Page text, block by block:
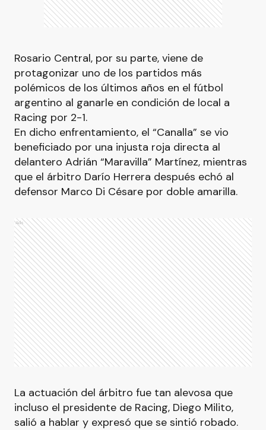
Rosario Central, por su parte, viene de
protagonizar uno de los partidos más
polémicos de los últimos años en el fútbol
argentino al ganarle en condición de local a
Racing por 2-1.
En dicho enfrentamiento, el “Canalla” se vio
beneficiado por una injusta roja directa al
delantero Adrián “Maravilla” Martínez, mientras
que el árbitro Darío Herrera después echó al
defensor Marco Di Césare por doble amarilla.
Ads
La actuación del árbitro fue tan alevosa que
incluso el presidente de Racing, Diego Milito,
salió a hablar y expresó que se sintió robado.